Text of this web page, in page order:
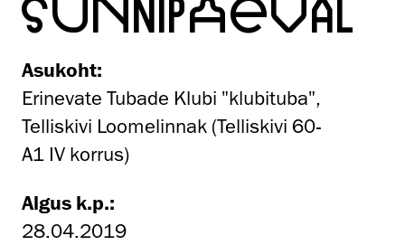
SÜNNIPÄEVAL
Asukoht:
Erinevate Tubade Klubi "klubituba",
Telliskivi Loomelinnak (Telliskivi 60-
A1 IV korrus)
Algus k.p.:
28.04.2019